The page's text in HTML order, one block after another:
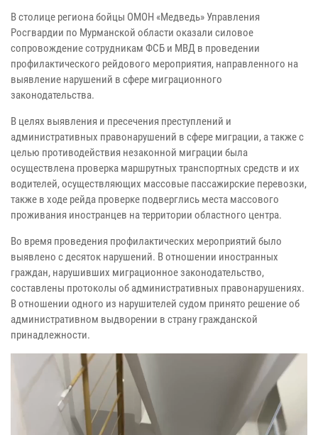
В столице региона бойцы ОМОН «Медведь» Управления
Росгвардии по Мурманской области оказали силовое
сопровождение сотрудникам ФСБ и МВД в проведении
профилактического рейдового мероприятия, направленного на
выявление нарушений в сфере миграционного
законодательства.
В целях выявления и пресечения преступлений и
административных правонарушений в сфере миграции, а также с
целью противодействия незаконной миграции была
осуществлена проверка маршрутных транспортных средств и их
водителей, осуществляющих массовые пассажирские перевозки,
также в ходе рейда проверке подверглись места массового
проживания иностранцев на территории областного центра.
Во время проведения профилактических мероприятий было
выявлено с десяток нарушений. В отношении иностранных
граждан, нарушивших миграционное законодательство,
составлены протоколы об административных правонарушениях.
В отношении одного из нарушителей судом принято решение об
административном выдворении в страну гражданской
принадлежности.